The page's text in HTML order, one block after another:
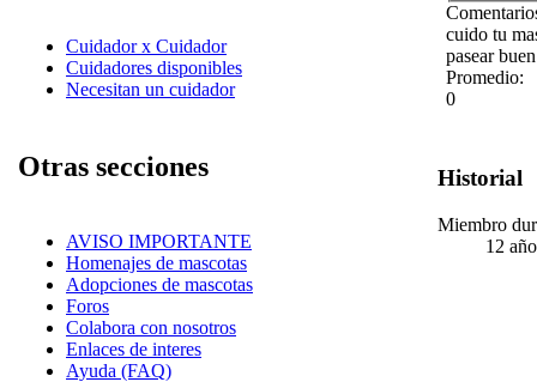
Cuidador x Cuidador
Cuidadores disponibles
Necesitan un cuidador
Otras secciones
AVISO IMPORTANTE
Homenajes de mascotas
Adopciones de mascotas
Foros
Colabora con nosotros
Enlaces de interes
Ayuda (FAQ)
cuido tu
pasear
Promedio:
0
Historial
Miembro
12